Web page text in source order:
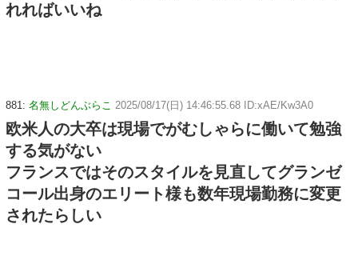
れればいいね
881: 名無しどんぶらこ 2025/08/17(日) 14:46:55.68 ID:xAE/Kw3A0
欧米人の大卒は現場でがむしゃらに働いて勉強
する気がない
フランスではそのスタイルを見直してグランゼ
コール出身のエリート様も数年現場勤務に変更
されたらしい